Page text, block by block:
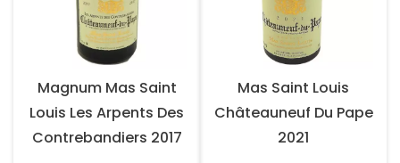
Magnum Mas Saint
Louis Les Arpents Des
Contrebandiers 2017
Mas Saint Louis
Châteauneuf Du Pape
2021